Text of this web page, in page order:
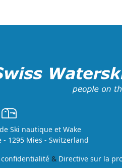
Ski nautique et Wake
1295 Mies - Switzerland
& Directive sur la